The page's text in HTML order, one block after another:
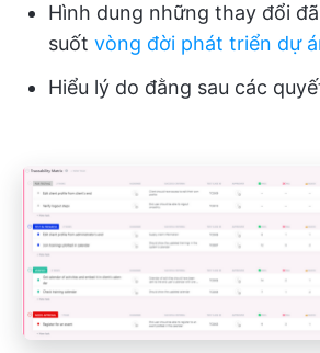
Hình dung những thay đổi
suốt vòng đời phát triển dự
Hiểu lý do đằng sau các